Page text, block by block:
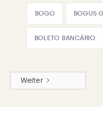
BOGO BOGUS
BOLETO BANCÁRIO
Weiter